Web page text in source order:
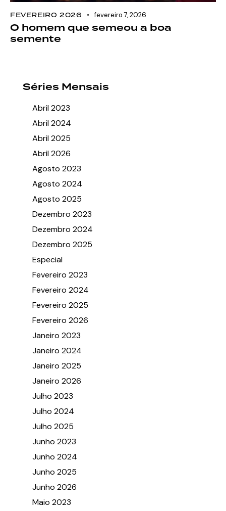
FEVEREIRO 2026 fevereiro 7, 2026
O homem que semeou a boa
semente
Séries Mensais
Abril 2023
Abril 2024
Abril 2025
Abril 2026
Agosto 2023
Agosto 2024
Agosto 2025
Dezembro 2023
Dezembro 2024
Dezembro 2025
Especial
Fevereiro 2023
Fevereiro 2024
Fevereiro 2025
Fevereiro 2026
Janeiro 2023
Janeiro 2024
Janeiro 2025
Janeiro 2026
Julho 2023
Julho 2024
Julho 2025
Junho 2023
Junho 2024
Junho 2025
Junho 2026
Maio 2023